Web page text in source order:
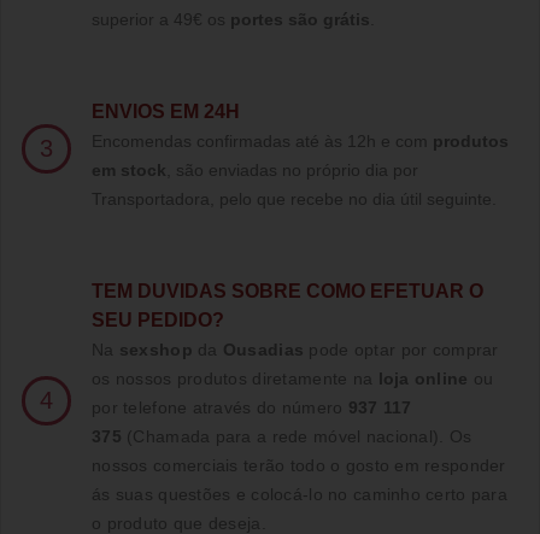
superior a 49€ os portes são grátis
3
ENVIOS EM 24H
Encomendas confirmadas até às 12h e com produtos
em stock , são enviadas no próprio dia por
Transportadora, pelo que recebe no dia útil seguinte.
4
TE M DUVIDAS SOBRE COMO EFETUAR O
SEU PEDIDO?
Na sexshop da Ousadias pode optar por comprar
os nossos produtos diretamente na loja online ou
por telefone através do número 937 117
375 (Chamada para a rede móvel nacional)
. Os
nossos comerciais terão todo o gosto em responder
ás suas questões e colocá-lo no caminho certo para
o produto que deseja.